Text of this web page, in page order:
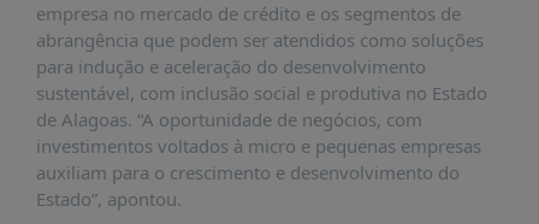
PUBLICAÇÕES
REVISTA
RUMOS
LIVROS
ESTUDOS
empresa no mercado de crédito e os segmentos de
abrangência que podem ser atendidos como soluções
para indução e aceleração do desenvolvimento
sustentável, com inclusão social e produtiva no Estado
de Alagoas. “A oportunidade de negócios, com
investimentos voltados à micro e pequenas empresas
auxiliam para o crescimento e desenvolvimento do
Estado”, apontou.